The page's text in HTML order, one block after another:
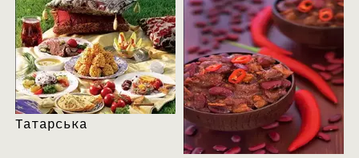
Татарська